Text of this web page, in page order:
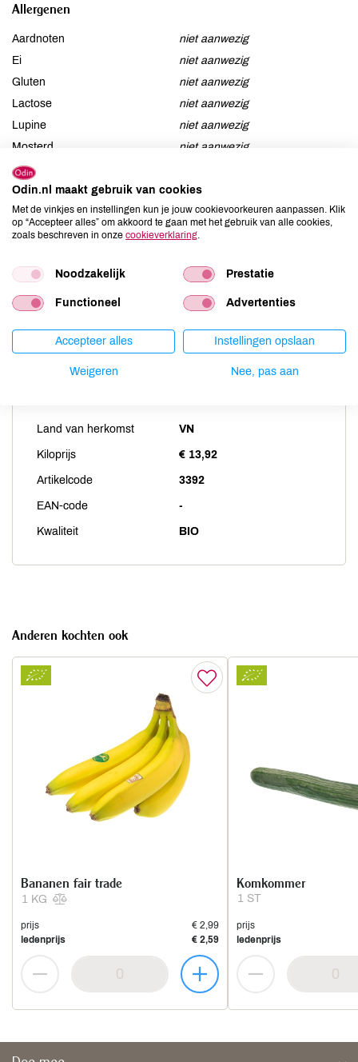
Allergenen
Aardnoten
niet aanwezig
Ei
niet aanwezig
Gluten
niet aanwezig
Lactose
niet aanwezig
Lupine
niet aanwezig
Mosterd
niet aanwezig
Noten
Schaaldieren
niet aanwezig
Selderij
niet aanwezig
Sesam
niet aanwezig
Vis
niet aanwezig
Weekdieren
niet aanwezig
Land van herkomst VN
Kiloprijs € 13,92
Artikelcode 3392
EAN-code -
Kwaliteit BIO
Anderen kochten ook
1 KG
Bananen fair trade
prijs
€ 2,99
ledenprijs
€ 2,59
1 ST
Komkommer
prijs
ledenprijs
Odin.nl maakt gebruik van cookies
Met de vinkjes en instellingen kun je jouw cookievoorkeuren aanpassen. Klik
op “Accepteer alles” om akkoord te gaan met het gebruik van alle cookies,
zoals beschreven in onze cookieverklaring
Noodzakelijk Prestatie
Functioneel Advertenties
Accepteer alles Instellingen opslaan
Weigeren Nee, pas aan